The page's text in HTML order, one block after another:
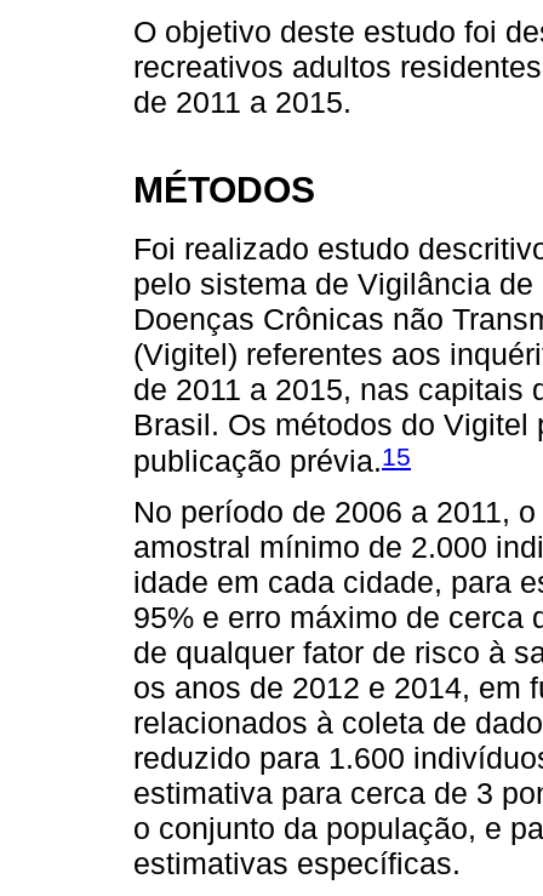
O objetivo deste estudo foi
recreativos adultos
de 2011 a 2015.
MÉTODOS
Foi realizado estudo
pelo sistema de Vigilância
Doenças Crônicas não
(Vigitel) referentes aos
de 2011 a 2015, nas capitais
Brasil. Os métodos do
publicação prévia.15
No período de 2006 a 2011,
amostral mínimo de 2.000
idade em cada cidade, para
95% e erro máximo de cerca
de qualquer fator de risco à
os anos de 2012 e 2014, em
relacionados à coleta de
reduzido para 1.600
estimativa para cerca de 3
o conjunto da população, e
estimativas específicas.